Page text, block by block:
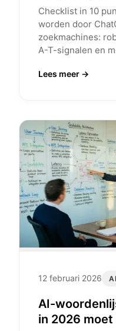
Checklist in 10
worden door
zoekmachines:
A-T-signalen en
Lees meer →
12 februari 2026 AI
AI-
in 2026 moet